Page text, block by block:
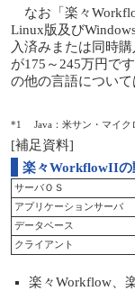
なお「楽々
Linux版及び
入済みまたは同時
が175～245万円で
の他の言語につい
*1 Java：米サン・マイ
[補足資料]
楽々WorkflowIIの
サーバＯＳ
アプリケーションサーバ
データベース
クライアント
楽々Workflow、